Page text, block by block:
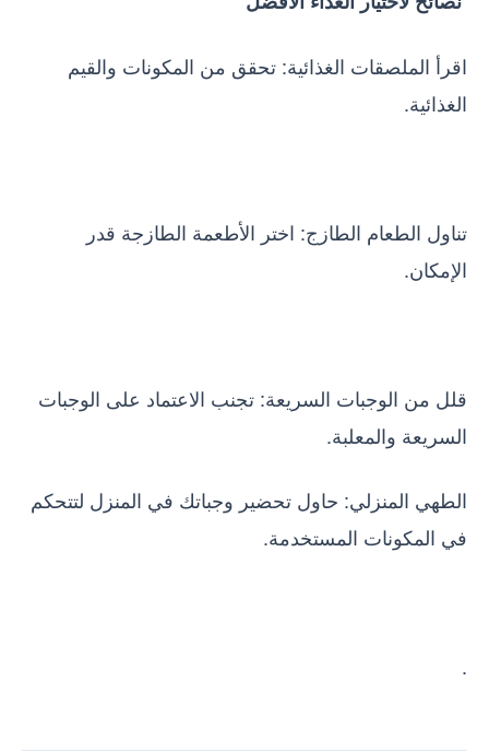
اقرأ الملصقات الغذائية: تحقق من المكونات والقيم
الغذائية.
تناول الطعام الطازج: اختر الأطعمة الطازجة قدر
الإمكان.
قلل من الوجبات السريعة: تجنب الاعتماد على الوجبات
السريعة والمعلبة.
الطهي المنزلي: حاول تحضير وجباتك في المنزل لتتحكم
في المكونات المستخدمة.
.